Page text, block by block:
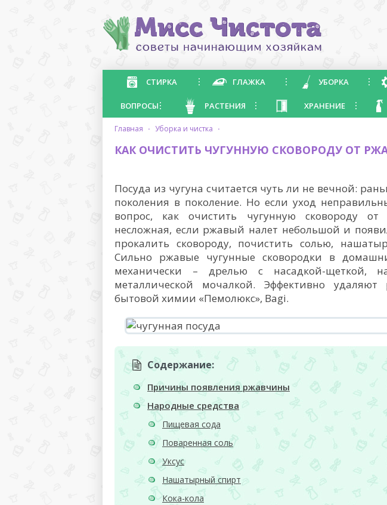
СТИРКА ГЛАЖКА УБОРКА
ВОПРОСЫ РАСТЕНИЯ ХРАНЕНИЕ
главная · уборка и чистка ·
КАК ОЧИСТИТЬ ЧУГУННУЮ СКОВОРОДУ ОТ
Посуда из чугуна считается чуть ли не вечной:
поколения в поколение. Но если уход
вопрос, как очистить чугунную сковороду
несложная, если ржавый налет небольшой и
прокалить сковороду, почистить солью,
Сильно ржавые чугунные сковородки в
механически – дрелью с насадкой-щеткой,
металлической мочалкой. Эффективно удаляют
бытовой химии «Пемолюкс», Bagi.
Содержание:
Причины появления ржавчины
Народные средства
Пищевая сода
Поваренная соль
Уксус
Нашатырный спирт
Кока-кола